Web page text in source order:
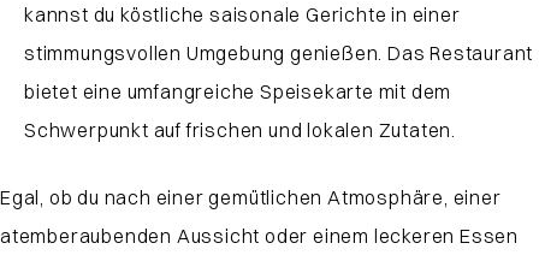
kannst du köstliche saisonale Gerichte in einer
stimmungsvollen Umgebung genießen. Das Restaurant
bietet eine umfangreiche Speisekarte mit dem
Schwerpunkt auf frischen und lokalen Zutaten.
Egal, ob du nach einer gemütlichen Atmosphäre, einer
atemberaubenden Aussicht oder einem leckeren Essen